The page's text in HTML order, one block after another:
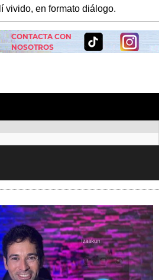
vivido, en formato diálogo.
CONTACTA CON
NOSOTROS